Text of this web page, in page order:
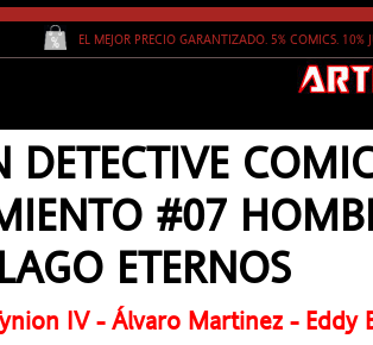
EL MEJOR PRECIO GARANTIZADO. 5% COMICS. 10%
DETECTIVE
#07
ETERNOS
IV - Álvaro Martinez - Eddy